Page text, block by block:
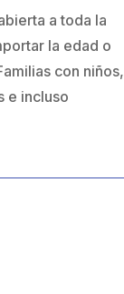
a toda la
la edad o
con niños,
e incluso